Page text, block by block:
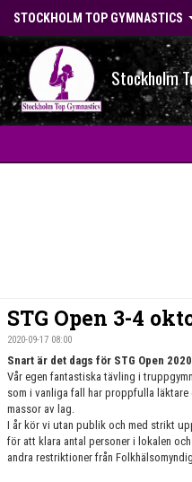
STOCKHOLM TOP GYMNASTICS
Stockholm
OM FÖRENINGEN
STG-HALLEN
VÄRDEGRUND
FÖRENINGSPRODUKTER
STG Open 3-4
2020-09-17 08:00
Snart är det dags för STG Open
Vår egen fantastiska tävling i
som i vanliga fall har proppfulla läktare
massor av lag.
I år kör vi utan publik och med strikt
för att klara antal personer i lokalen
andra restriktioner från